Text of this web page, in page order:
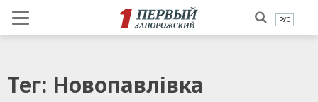
РУС
Тег: Новопавлівка